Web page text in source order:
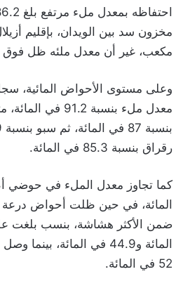
مكعب، غير أن معدل ملئه ظل فوق 90 في المائة.
وعلى مستوى الأحواض المائية،
معدل ملء بنسبة
رقراق بنسبة 85.3 في المائة.
المائة، في حين ظلت أحواض درعة
المائة و44.9 في
52 في المائة.